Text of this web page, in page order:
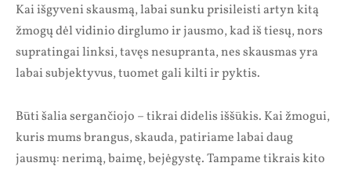
Kai išgyveni skausmą, labai sunku prisileisti artyn kitą
žmogų dėl vidinio dirglumo ir jausmo, kad iš tiesų, nors
supratingai linksi, tavęs nesupranta, nes skausmas yra
labai subjektyvus, tuomet gali kilti ir pyktis.
Būti šalia sergančiojo – tikrai didelis iššūkis. Kai žmogui,
kuris mums brangus, skauda, patiriame labai daug
jausmų: nerimą, baimę, bejėgystę. Tampame tikrais kito